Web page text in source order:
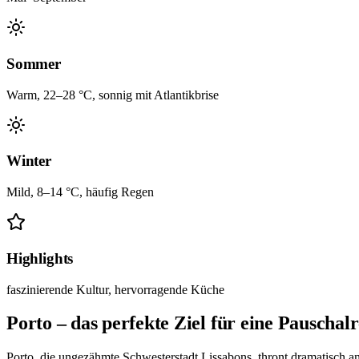
Sommer
Warm, 22–28 °C, sonnig mit Atlantikbrise
Winter
Mild, 8–14 °C, häufig Regen
Highlights
faszinierende Kultur, hervorragende Küche
Porto – das perfekte Ziel für eine